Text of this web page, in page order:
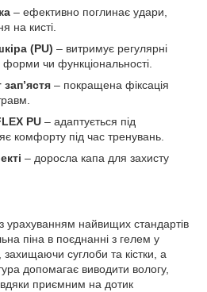
– ефективно поглинає удари,
на кисті.
(PU) – витримує регулярні
чи функціональності.
– покращена фіксація
PU – адаптується під
комфорту під час тренувань.
– доросла капа для захисту
урахуванням найвищих стандартів
піна в поєднанні з гелем у
захищаючи суглоби та кістки, а
допомагає виводити вологу,
приємним на дотик